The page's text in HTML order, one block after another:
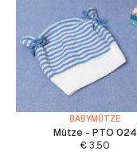
BABYMÜTZE
Mütze - PTO 024
€3.50